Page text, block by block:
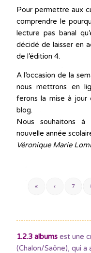
Pour permettre aux
comprendre le
lecture pas banal
décidé de laisser en
de l’édition 4.
A l’occasion de la
nous mettrons en
ferons la mise à jour
blog.
Nous souhaitons
nouvelle année
Véronique Marie
« ‹ 7
1.2.3 albumsest une
(Chalon/Saône), qui a